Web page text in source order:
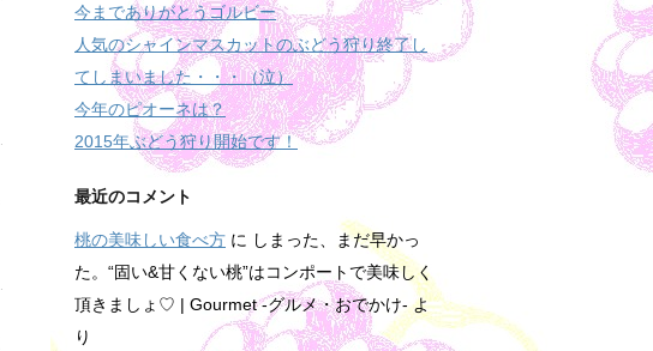
今までありがとうゴルビー
人気のシャインマスカットのぶどう狩り終了し
てしまいました・・・（泣）
今年のピオーネは？
2015年ぶどう狩り開始です！
最近のコメント
桃の美味しい食べ方 に しまった、まだ早かっ
た。“固い&甘くない桃”はコンポートで美味しく
頂きましょ♡ | Gourmet -グルメ・おでかけ-よ
り